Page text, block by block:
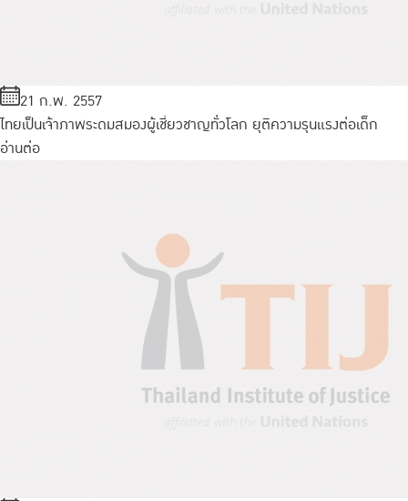
21 ก.พ. 2557
ไทยเป็นเจ้าภาพระดมสมองผู้เชี่ยวชาญทั่วโลก ยุติความรุนแรงต่อเด็ก
อ่านต่อ